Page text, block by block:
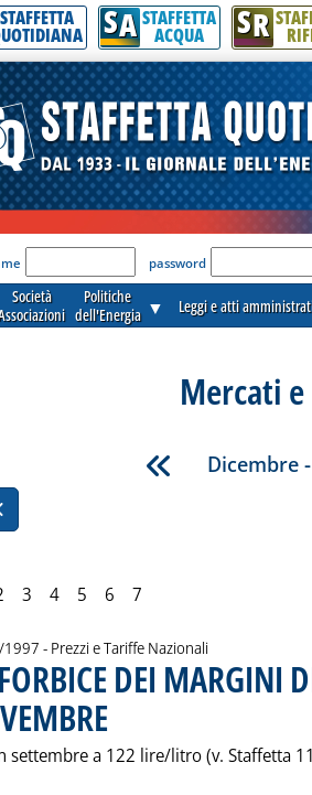
STAFFETTA SA STAFFETTA
ACQUA SR
Login per accedere'
password
Società
Politiche
dell'Energia ▼ Leggi e atti
Mercati e
Dicembre
3 4 5 6 7
- Prezzi e Tariffe Nazionali
DEI MARGINI
settembre a 122 lire/litro (v. Staffetta